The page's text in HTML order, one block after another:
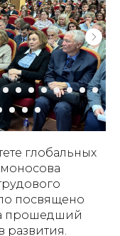
глобальных
посвящено
прошедший
развития.